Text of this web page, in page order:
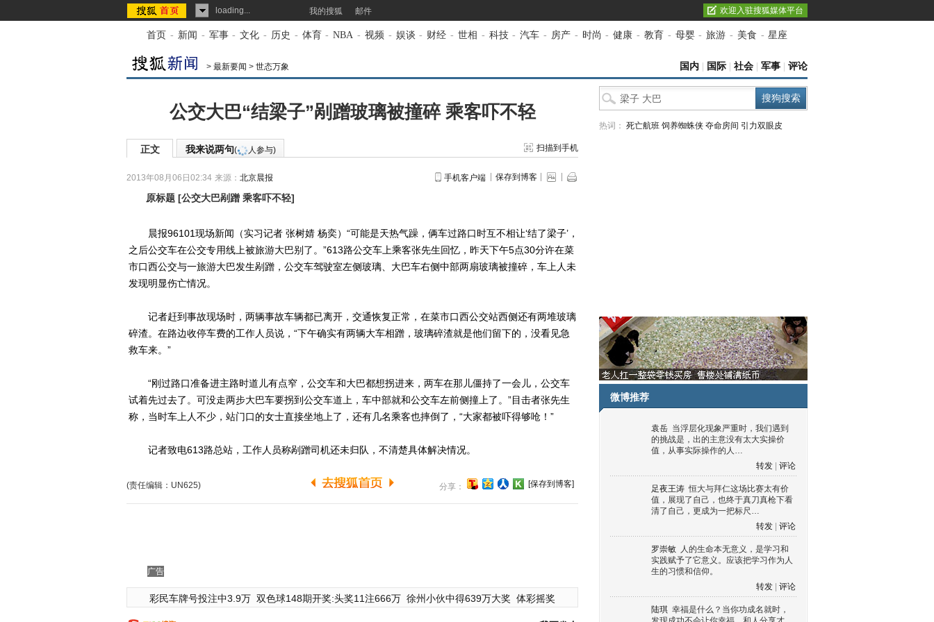
loading... 我的搜狐 邮件 欢迎入驻搜狐媒体平台
首页 - 新闻 - 军事 - 文化 - 历史 - 体育 - NBA - 视频 - 娱谈 - 财经 - 世相 - 科技 - 汽车 - 房产 - 时尚 - 健康 - 教育 - 母婴 - 旅游 - 美食 - 星座
> 最新要闻 > 世态万象 国内 国际 社会 军事 评论
公交大巴“结梁子”剐蹭玻璃被撞碎 乘客吓不轻
正文 我来说两句( 人参与) 扫描到手机
2013年08月06日02:34 来源： 北京晨报 手机客户端 保存到博客
原标题 [公交大巴剐蹭 乘客吓不轻]
晨报96101现场新闻（实习记者 张树婧 杨奕）“可能是天热气躁，俩车过路口时互不相让‘结了梁子’，
之后公交车在公交专用线上被旅游大巴别了。”613路公交车上乘客张先生回忆，昨天下午5点30分许在菜
市口西公交与一旅游大巴发生剐蹭，公交车驾驶室左侧玻璃、大巴车右侧中部两扇玻璃被撞碎，车上人未
发现明显伤亡情况。
记者赶到事故现场时，两辆事故车辆都已离开，交通恢复正常，在菜市口西公交站西侧还有两堆玻璃
碎渣。在路边收停车费的工作人员说，“下午确实有两辆大车相蹭，玻璃碎渣就是他们留下的，没看见急
救车来。”
“刚过路口准备进主路时道儿有点窄，公交车和大巴都想拐进来，两车在那儿僵持了一会儿，公交车
试着先过去了。可没走两步大巴车要拐到公交车道上，车中部就和公交车左前侧撞上了。”目击者张先生
称，当时车上人不少，站门口的女士直接坐地上了，还有几名乘客也摔倒了，“大家都被吓得够呛！”
记者致电613路总站，工作人员称剐蹭司机还未归队，不清楚具体解决情况。
(责任编辑：UN625) 分享： [保存到博客]
广告
彩民车牌号投注中3.9万 双色球148期开奖:头奖11注666万 徐州小伙中得639万大奖 体彩摇奖
热词： 死亡航班 饲养蜘蛛侠 夺命房间 引力双眼皮
微博推荐
袁岳 当浮层化现象严重时，我们遇到
的挑战是，出的主意没有太大实操价
值，从事实际操作的人…
转发
评论
足夜王涛 恒大与拜仁这场比赛太有价
值，展现了自己，也终于真刀真枪下看
清了自己，更成为一把标尺…
转发
评论
罗崇敏 人的生命本无意义，是学习和
实践赋予了它意义。应该把学习作为人
生的习惯和信仰。
转发
评论
陆琪 幸福是什么？当你功成名就时，